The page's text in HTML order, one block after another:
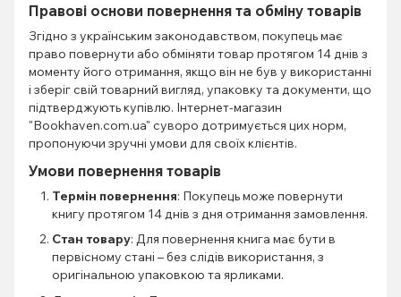
Правові основи повернення та обміну товарів
Згідно з українським законодавством, покупець має
право повернути або обміняти товар протягом 14 днів з
моменту його отримання, якщо він не був у використанні
і зберіг свій товарний вигляд, упаковку та документи, що
підтверджують купівлю. Інтернет-магазин
"Bookhaven.com.ua" суворо дотримується цих норм,
пропонуючи зручні умови для своїх клієнтів.
Умови повернення товарів
Термін повернення: Покупець може повернути
книгу протягом 14 днів з дня отримання замовлення.
Стан товару: Для повернення книга має бути в
первісному стані – без слідів використання, з
оригінальною упаковкою та ярликами.